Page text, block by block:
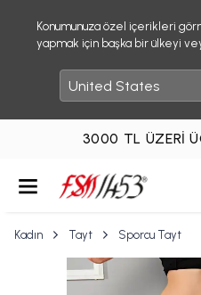
Konumunuza özel içerikleri
yapmak için başka bir ülkeyi
3000 TL ÜZERI
Kadın Tayt Sporcu Tayt